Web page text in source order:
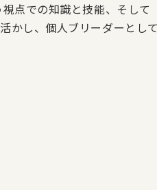
点での知識と技能、そして
かし、個人ブリーダーとし